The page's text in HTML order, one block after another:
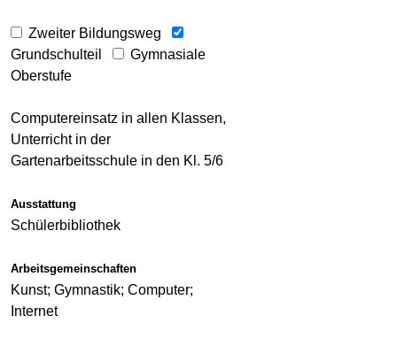
Zweiter Bildungsweg
Grundschulteil
Gymnasiale
Oberstufe
Computereinsatz in allen Klassen,
Unterricht in der
Gartenarbeitsschule in den Kl. 5/6
Ausstattung
Schülerbibliothek
Arbeitsgemeinschaften
Kunst; Gymnastik; Computer;
Internet